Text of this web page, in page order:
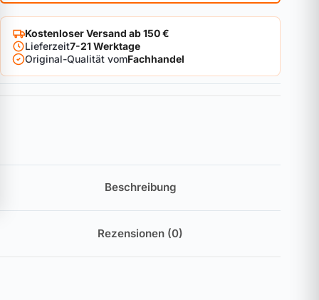
Kostenloser Versand ab 150 €
Lieferzeit7-21 Werktage
Original-Qualität vomFachhandel
Beschreibung
Rezensionen (0)